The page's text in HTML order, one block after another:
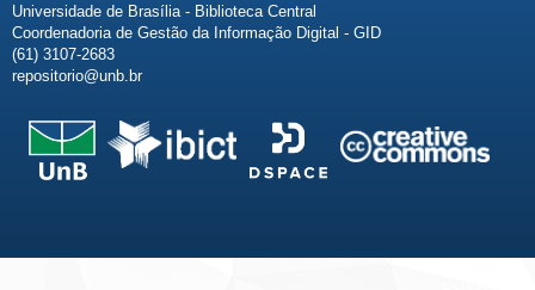
Universidade de Brasília - Biblioteca Central
Coordenadoria de Gestão da Informação Digital - GID
(61) 3107-2683
repositorio@unb.br